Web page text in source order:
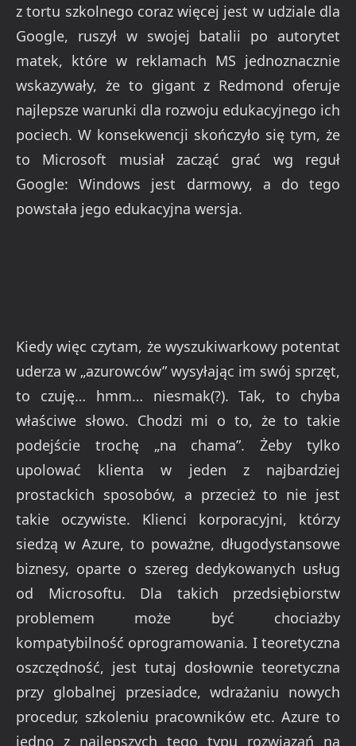
z tortu szkolnego coraz więcej jest w udziale dla
Google, ruszył w swojej batalii po autorytet
matek, które w reklamach MS jednoznacznie
wskazywały, że to gigant z Redmond oferuje
najlepsze warunki dla rozwoju edukacyjnego ich
pociech. W konsekwencji skończyło się tym, że
to Microsoft musiał zacząć grać wg reguł
Google: Windows jest darmowy, a do tego
powstała jego edukacyjna wersja.
Kiedy więc czytam, że wyszukiwarkowy potentat
uderza w „azurowców” wysyłając im swój sprzęt,
to czuję… hmm… niesmak(?). Tak, to chyba
właściwe słowo. Chodzi mi o to, że to takie
podejście trochę „na chama”. Żeby tylko
upolować klienta w jeden z najbardziej
prostackich sposobów, a przecież to nie jest
takie oczywiste. Klienci korporacyjni, którzy
siedzą w Azure, to poważne, długodystansowe
biznesy, oparte o szereg dedykowanych usług
od Microsoftu. Dla takich przedsiębiorstw
problemem może być chociażby
kompatybilność oprogramowania. I teoretyczna
oszczędność, jest tutaj dosłownie teoretyczna
przy globalnej przesiadce, wdrażaniu nowych
procedur, szkoleniu pracowników etc. Azure to
jedno z najlepszych tego typu rozwiązań na